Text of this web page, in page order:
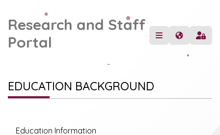
Research and Staff
Portal
EDUCATION BACKGROUND
Education Information